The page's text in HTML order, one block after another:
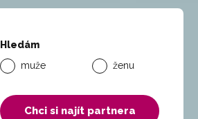
Hledám
muže
ženu
Chci si najít partnera